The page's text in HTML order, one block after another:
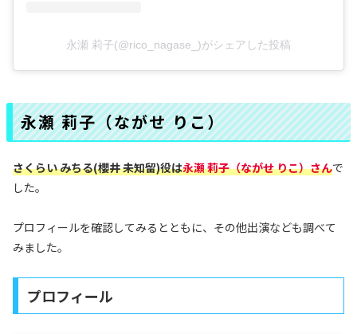
永瀬 莉子(@rico_nagase_)がシェアした投稿
永瀬 莉子（ながせ りこ）
さくらい みちる(櫻井 未知留)役は永瀬 莉子（ながせ りこ）さんで
した。
プロフィールを確認してみるとともに、その他出演なども調べて
みました。
プロフィール